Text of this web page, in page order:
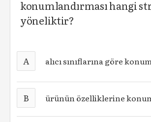
konumlandırması hangi
yöneliktir?
A alıcı sınıflarına göre
B ürünün özelliklerine